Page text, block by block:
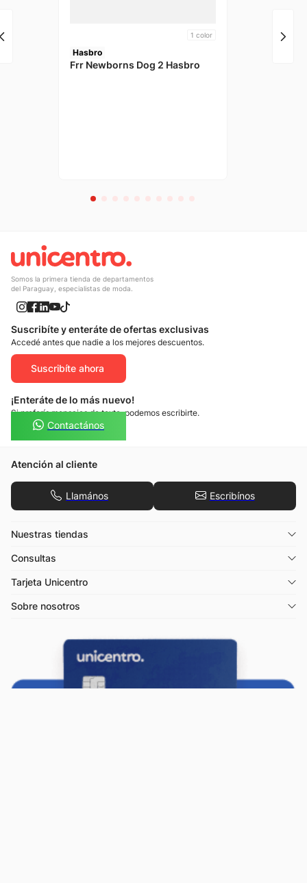
1 color
Hasbro
Frr Newborns Dog 2 Hasbro
Somos la primera tienda de departamentos
del Paraguay, especialistas de moda.
Suscribíte y enteráte de ofertas exclusivas
Accedé antes que nadie a los mejores descuentos.
Suscribíte ahora
¡Enteráte de lo más nuevo!
Si preferís mensajes de texto, podemos escribirte.
Contactános
Atención al cliente
Llamános Escribínos
Nuestras tiendas
Consultas
Tarjeta Unicentro
Sobre nosotros